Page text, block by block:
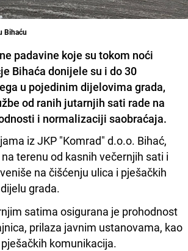
Bihaću
padavine koje su tokom noći
Bihaća donijele su i do 30
u pojedinim dijelovima grada,
od ranih jutarnjih sati rade na
i normalizaciji saobraćaja.
iz JKP "Komrad" d.o.o. Bihać,
terenu od kasnih večernjih sati i
na čišćenju ulica i pješačkih
grada.
satima osigurana je prohodnost
prilaza javnim ustanovama, kao
komunikacija.